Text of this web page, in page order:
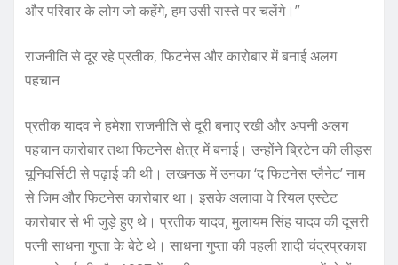
और परिवार के लोग जो कहेंगे, हम उसी रास्ते पर चलेंगे।”
राजनीति से दूर रहे प्रतीक, फिटनेस और कारोबार में बनाई अलग
पहचान
प्रतीक यादव ने हमेशा राजनीति से दूरी बनाए रखी और अपनी अलग
पहचान कारोबार तथा फिटनेस क्षेत्र में बनाई। उन्होंने ब्रिटेन की लीड्स
यूनिवर्सिटी से पढ़ाई की थी। लखनऊ में उनका ‘द फिटनेस प्लैनेट’ नाम
से जिम और फिटनेस कारोबार था। इसके अलावा वे रियल एस्टेट
कारोबार से भी जुड़े हुए थे। प्रतीक यादव, मुलायम सिंह यादव की दूसरी
पत्नी साधना गुप्ता के बेटे थे। साधना गुप्ता की पहली शादी चंद्रप्रकाश